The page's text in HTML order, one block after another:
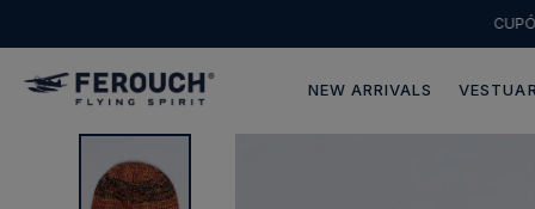
NEW ARRIVALS